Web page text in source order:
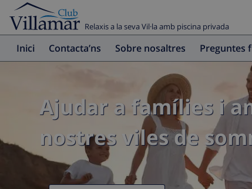
Relaxis a la seva Vil·la amb piscina privada
Inici Contacta’ns Sobre nosaltres
Ajudar a famílies i
nostres viles de